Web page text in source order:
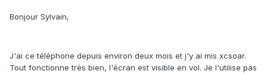
Bonjour Sylvain,
J'ai ce téléphone depuis environ deux mois et j'y ai mis xcsoar.
Tout fonctionne très bien, l'écran est visible en vol. Je l'utilise pas